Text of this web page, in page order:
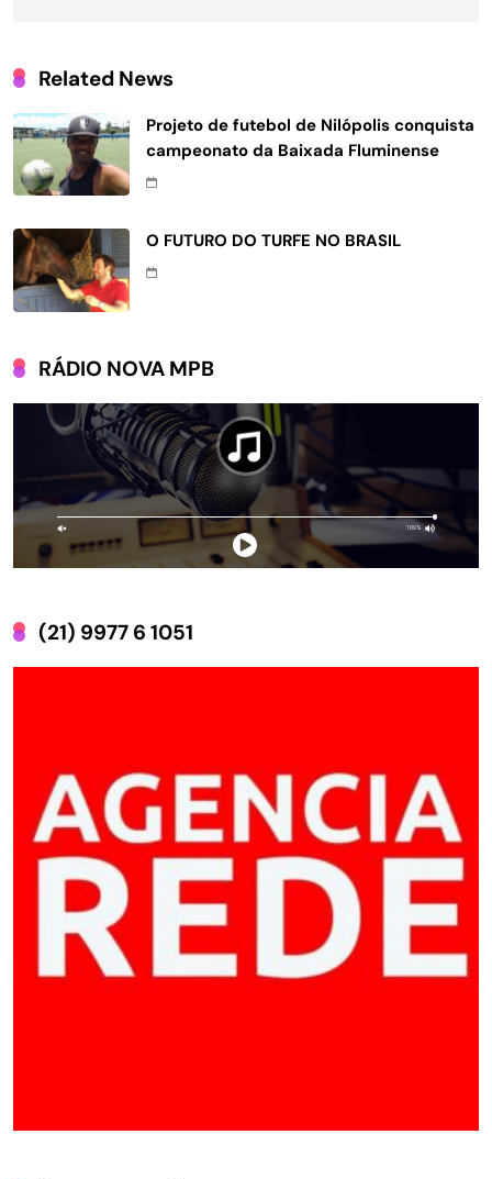
Related News
Projeto de futebol de Nilópolis conquista
campeonato da Baixada Fluminense
O FUTURO DO TURFE NO BRASIL
RÁDIO NOVA MPB
(21) 9977 6 1051